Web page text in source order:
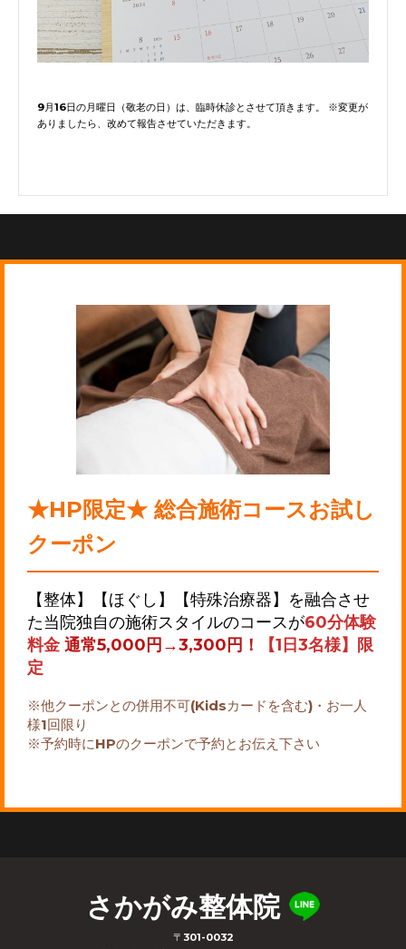
9月16日の月曜日（敬老の日）は、臨時休診とさせて頂きます。 ※変更が
ありましたら、改めて報告させていただきます。
★HP限定★ 総合施術コースお試し
クーポン
【整体】【ほぐし】【特殊治療器】を融合させ
た当院独自の施術スタイルのコースが60分体験
料金 通常5,000円→3,300円！
【1日3名様】限
定
※他クーポンとの併用不可(Kidsカードを含む)・お一人
様1回限り
※予約時にHPのクーポンで予約とお伝え下さい
さかがみ整体院
〒301-0032